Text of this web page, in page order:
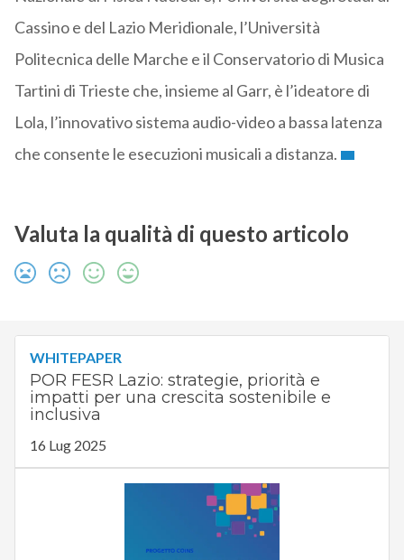
Cassino e del Lazio Meridionale, l’Università
Politecnica delle Marche e il Conservatorio di Musica
Tartini di Trieste che, insieme al Garr, è l’ideatore di
Lola, l’innovativo sistema audio-video a bassa latenza
che consente le esecuzioni musicali a distanza.
Valuta la qualità di questo articolo
WHITEPAPER
POR FESR Lazio: strategie, priorità e
impatti per una crescita sostenibile e
inclusiva
16 Lug 2025